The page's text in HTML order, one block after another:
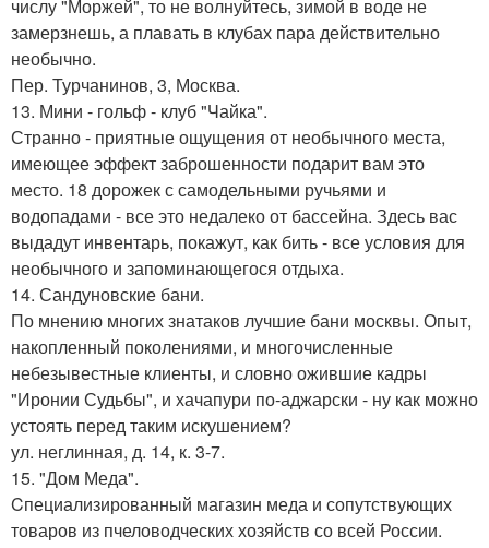
числу "Моржей", то не волнуйтесь, зимой в воде не
замерзнешь, а плавать в клубах пара действительно
необычно.
Пер. Турчанинов, 3, Москва.
13. Мини - гольф - клуб "Чайка".
Странно - приятные ощущения от необычного места,
имеющее эффект заброшенности подарит вам это
место. 18 дорожек с самодельными ручьями и
водопадами - все это недалеко от бассейна. Здесь вас
выдадут инвентарь, покажут, как бить - все условия для
необычного и запоминающегося отдыха.
14. Сандуновские бани.
По мнению многих знатаков лучшие бани москвы. Опыт,
накопленный поколениями, и многочисленные
небезывестные клиенты, и словно ожившие кадры
"Иронии Судьбы", и хачапури по-аджарски - ну как можно
устоять перед таким искушением?
ул. неглинная, д. 14, к. 3-7.
15. "Дом Меда".
Cпециализированный магазин меда и сопутствующих
товаров из пчеловодческих хозяйств со всей России.